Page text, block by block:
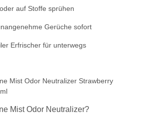
auf Stoffe sprühen
Gerüche sofort
Erfrischer für unterwegs
Mist Odor Neutralizer Strawberry
Mist Odor Neutralizer?